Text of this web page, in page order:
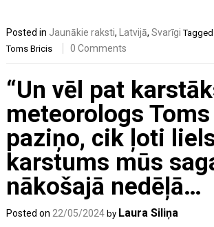
Posted in Jaunākie raksti, Latvijā,Svarīgi Tagged
Toms Bricis
0 Comments
“Un vēl pat
meteorologs
paziņo, cik ļoti
karstums mūs
nākošajā nedēļā…
Posted on 22/05/2024 by Laura Siliņa